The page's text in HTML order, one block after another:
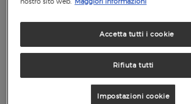
Rifiuta tutti
Accetta tutti i cookie
Impostazioni cookie